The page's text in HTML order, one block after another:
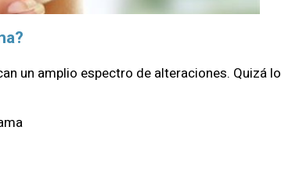
un amplio espectro de alteraciones. Quizá lo